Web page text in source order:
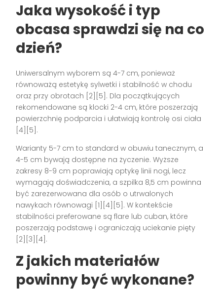
Jaka wysokość i typ
obcasa sprawdzi się na co
dzień?
Uniwersalnym wyborem są 4-7 cm, ponieważ
równoważą estetykę sylwetki i stabilność w chodu
oraz przy obrotach [2][5]. Dla początkujących
rekomendowane są klocki 2-4 cm, które poszerzają
powierzchnię podparcia i ułatwiają kontrolę osi ciała
[4][5].
Warianty 5-7 cm to standard w obuwiu tanecznym, a
4-5 cm bywają dostępne na życzenie. Wyższe
zakresy 8-9 cm poprawiają optykę linii nogi, lecz
wymagają doświadczenia, a szpilka 8,5 cm powinna
być zarezerwowana dla osób o utrwalonych
nawykach równowagi [1][4][5]. W kontekście
stabilności preferowane są flare lub cuban, które
poszerzają podstawę i ograniczają uciekanie pięty
[2][3][4].
Z jakich materiałów
powinny być wykonane?